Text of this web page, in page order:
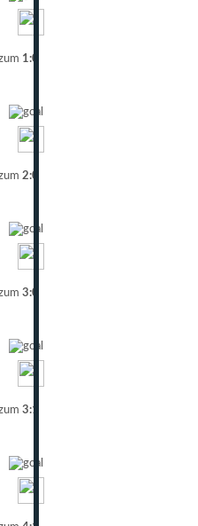
1:0
2:0
3:0
3:1